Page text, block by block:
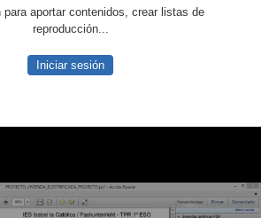
para aportar contenidos, crear listas de
reproducción...
Iniciar sesión